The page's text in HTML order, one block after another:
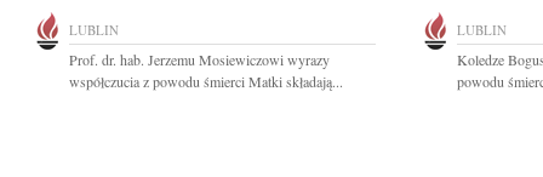
LUBLIN
Prof. dr. hab. Jerzemu Mosiewiczowi wyrazy
współczucia z powodu śmierci Matki składają...
LUBLIN
Koledze
powodu